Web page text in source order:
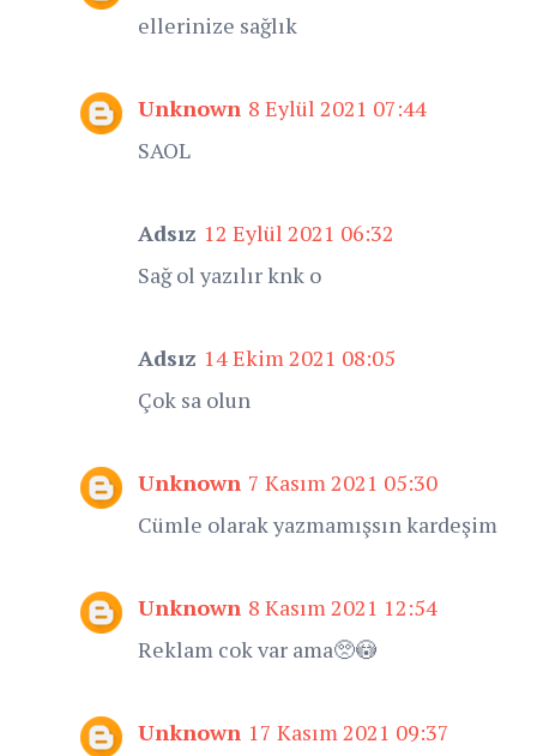
ellerinize sağlık
Unknown 8 Eylül 2021 07:44
SAOL
Adsız 12 Eylül 2021 06:32
Sağ ol yazılır knk o
Adsız 14 Ekim 2021 08:05
Çok sa olun
Unknown 7 Kasım 2021 05:30
Cümle olarak yazmamışsın kardeşim
Unknown 8 Kasım 2021 12:54
Reklam cok var ama🥺😳
Unknown 17 Kasım 2021 09:37